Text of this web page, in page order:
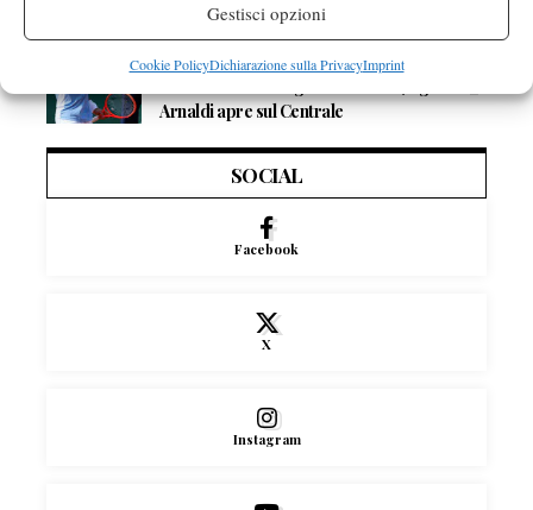
Gestisci opzioni
Cookie PolicyDichiarazione sulla PrivacyImprint
Masters 1000 Montreal 2026: programma,
Arnaldi apre sul Centrale
SOCIAL
Facebook
X
Instagram